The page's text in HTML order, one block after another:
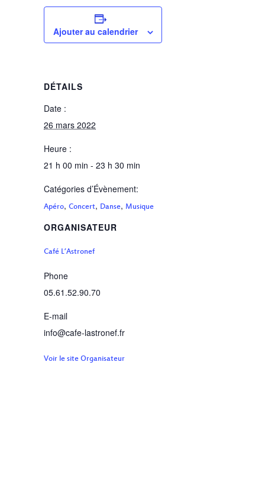
Ajouter au calendrier
DÉTAILS
Date :
26 mars 2022
Heure :
21 h 00 min - 23 h 30 min
Catégories d’Évènement:
Apéro, Concert, Danse, Musique
ORGANISATEUR
Café L’Astronef
Phone
05.61.52.90.70
E-mail
info@cafe-lastronef.fr
Voir le site Organisateur